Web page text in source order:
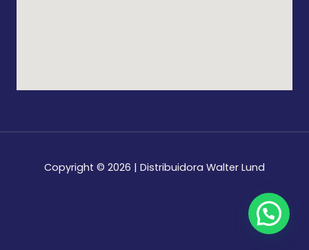
Copyright © 2026 | Distribuidora Walter Lund